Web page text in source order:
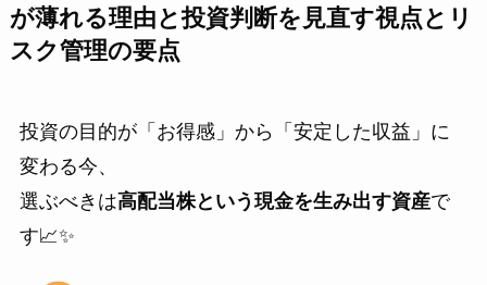
が薄れる理由と投資判断を見直す視点とリ
スク管理の要点
投資の目的が「お得感」から「安定した収益」に
変わる今、
選ぶべきは高配当株という現金を生み出す資産で
す📈✨